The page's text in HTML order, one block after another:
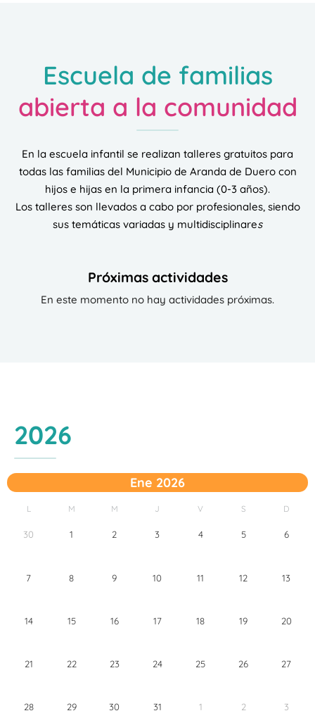
Escuela de familias
abierta a la comunidad
En la escuela infantil se realizan talleres gratuitos para
todas las familias del Municipio de Aranda de Duero con
hijos e hijas en la primera infancia (0-3 años).
Los talleres son llevados a cabo por profesionales, siendo
sus temáticas variadas y multidisciplinares
Próximas actividades
En este momento no hay actividades próximas.
2026
Ene 2026
L M M J V S D
30 1 2 3 4 5 6
7 8 9 10 11 12 13
14 15 16 17 18 19 20
21 22 23 24 25 26 27
28 29 30 31 1 2 3